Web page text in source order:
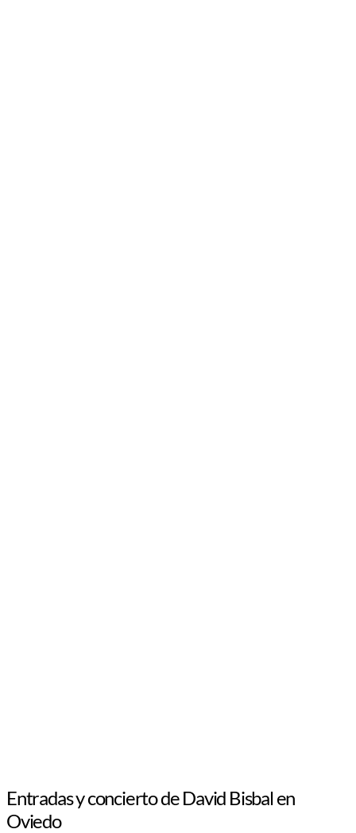
Entradas y concierto de David Bisbal en
Oviedo